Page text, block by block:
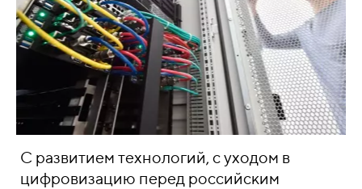
С развитием технологий, с уходом в
цифровизацию перед российским